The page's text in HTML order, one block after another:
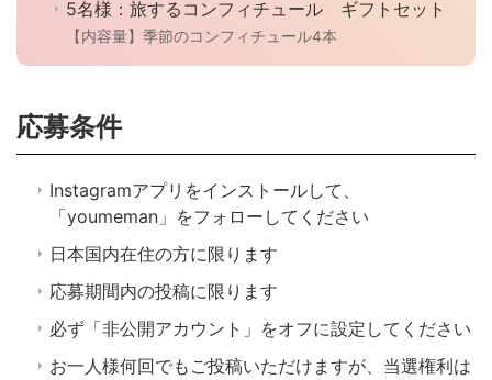
5名様：旅するコンフィチュール ギフトセット
【内容量】季節のコンフィチュール4本
応募条件
Instagramアプリをインストールして、
「youmeman」をフォローしてください
日本国内在住の方に限ります
応募期間内の投稿に限ります
必ず「非公開アカウント」をオフに設定してください
お一人様何回でもご投稿いただけますが、当選権利は